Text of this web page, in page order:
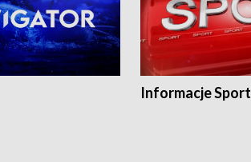
Informacje Sport